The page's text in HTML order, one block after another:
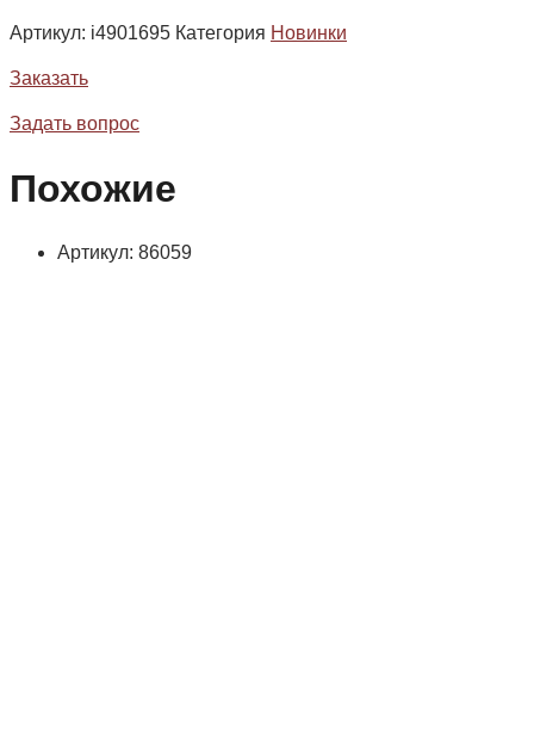
Артикул: i4901695 Категория Новинки
Заказать
Задать вопрос
Похожие
Артикул: 86059